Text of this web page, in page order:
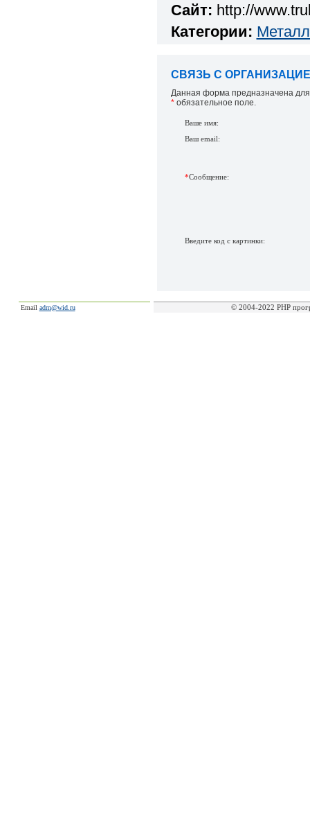
Сайт: http://
Категории:
СВЯЗЬ С
Данная форма предназначена для
*обязательное поле.
Ваше имя:
Ваш email:
*Сообщение:
Введите код с картинки:
Email adm@wid.ru © 2004-2022 PHP